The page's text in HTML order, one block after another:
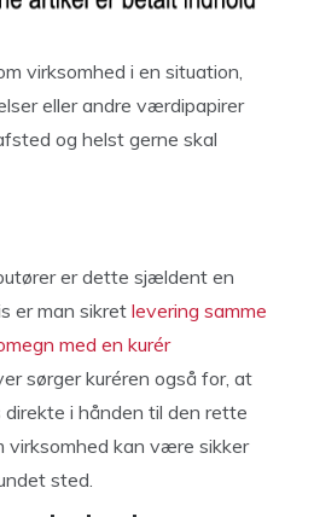
virksomhed i en situation,
eller andre værdipapirer
og helst gerne skal
er dette sjældent en
er man sikret levering samme
med en kurér
sørger kuréren også for, at
i hånden til den rette
virksomhed kan være sikker
sted.